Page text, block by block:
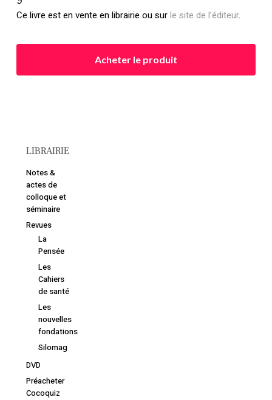
Ce livre est en vente en librairie ou surle site de l’éditeur.
Acheter le produit
LIBRAIRIE
Notes &
actes de
colloque et
séminaire
Revues
La
Pensée
Les
Cahiers
de santé
Les
nouvelles
fondations
Silomag
DVD
Préacheter
Cocoquiz